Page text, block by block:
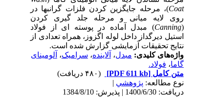
Coat)، مرحله جایگزین کردن فلزات گرانبها در
روی لایه میانی و مرحله جلد گیری کردن
Canning) مبدل آماده در پوسته ای از فولاد
استیل دیرگداز داخل لوله اگزوز، همراه تعدادی از
نتایج تحقیقات آزمایشی گزارش شده است.
واژه‌های کلیدی:مبدل،آلاینده،سرامیک،آلومینای
گاما،فولاد.
متن کامل[PDF 611 kb]
نوع مطالعه:پژوهشي|
دریافت: 1400/6/30 | پذیرش: 1384/8/10